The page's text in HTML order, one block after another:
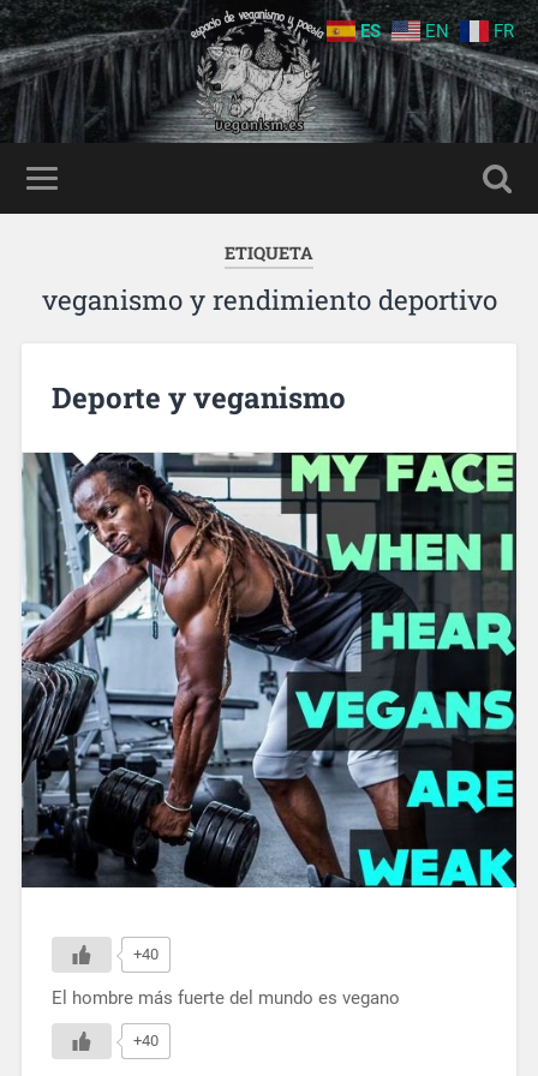
ETIQUETA
veganismo y rendimiento deportivo
Deporte y veganismo
+40
El hombre más fuerte del mundo es vegano
+40
ES EN FR